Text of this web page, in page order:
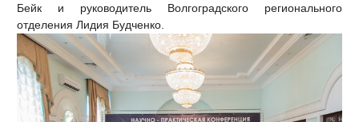
Бейк и руководитель Волгоградского регионального
отделения Лидия Будченко.